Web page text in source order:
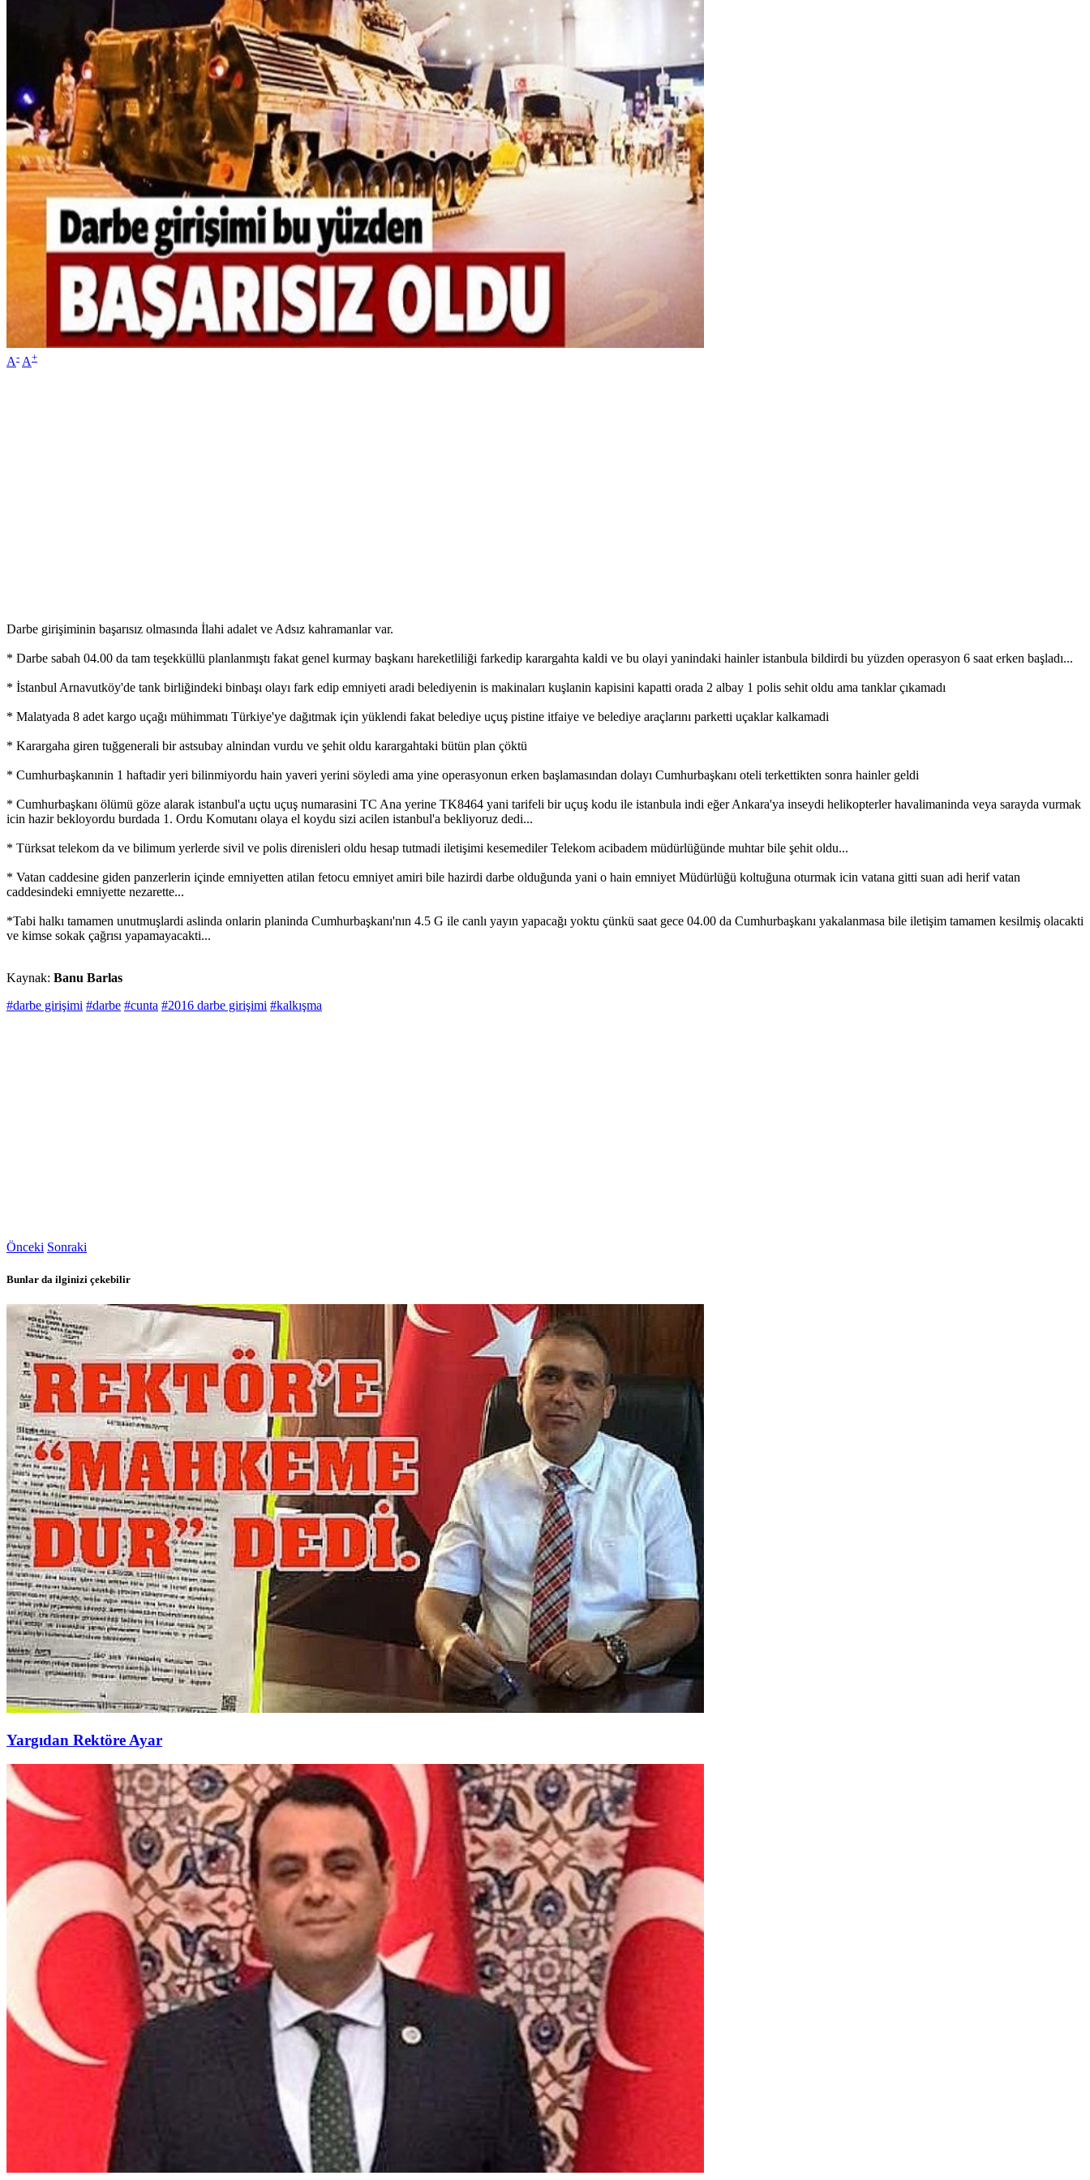
A- A+
Darbe girişiminin başarısız olmasında İlahi adalet ve Adsız kahramanlar var.
* Darbe sabah 04.00 da tam teşekküllü planlanmıştı fakat genel kurmay başkanı hareketliliği farkedip karargahta kaldi ve bu olayi yanindaki hainler istanbula bildirdi bu yüzden operasyon 6 saat erken başladı...
* İstanbul Arnavutköy'de tank birliğindeki binbaşı olayı fark edip emniyeti aradi belediyenin is makinaları kuşlanin kapisini kapatti orada 2 albay 1 polis sehit oldu ama tanklar çıkamadı
* Malatyada 8 adet kargo uçağı mühimmatı Türkiye'ye dağıtmak için yüklendi fakat belediye uçuş pistine itfaiye ve belediye araçlarını parketti uçaklar kalkamadi
* Karargaha giren tuğgenerali bir astsubay alnindan vurdu ve şehit oldu karargahtaki bütün plan çöktü
* Cumhurbaşkanınin 1 haftadir yeri bilinmiyordu hain yaveri yerini söyledi ama yine operasyonun erken başlamasından dolayı Cumhurbaşkanı oteli terkettikten sonra hainler geldi
* Cumhurbaşkanı ölümü göze alarak istanbul'a uçtu uçuş numarasini TC Ana yerine TK8464 yani tarifeli bir uçuş kodu ile istanbula indi eğer Ankara'ya inseydi helikopterler havalimaninda veya sarayda vurmak
icin hazir bekloyordu burdada 1. Ordu Komutanı olaya el koydu sizi acilen istanbul'a bekliyoruz dedi...
* Türksat telekom da ve bilimum yerlerde sivil ve polis direnisleri oldu hesap tutmadi iletişimi kesemediler Telekom acibadem müdürlüğünde muhtar bile şehit oldu...
* Vatan caddesine giden panzerlerin içinde emniyetten atilan fetocu emniyet amiri bile hazirdi darbe olduğunda yani o hain emniyet Müdürlüğü koltuğuna oturmak icin vatana gitti suan adi herif vatan
caddesindeki emniyette nezarette...
*Tabi halkı tamamen unutmuşlardi aslinda onlarin planinda Cumhurbaşkanı'nın 4.5 G ile canlı yayın yapacağı yoktu çünkü saat gece 04.00 da Cumhurbaşkanı yakalanmasa bile iletişim tamamen kesilmiş olacakti
ve kimse sokak çağrısı yapamayacakti...
Kaynak: Banu Barlas
#darbe girişimi #darbe #cunta #2016 darbe girişimi #kalkışma
Önceki Sonraki
Bunlar da ilginizi çekebilir
Yargıdan Rektöre Ayar